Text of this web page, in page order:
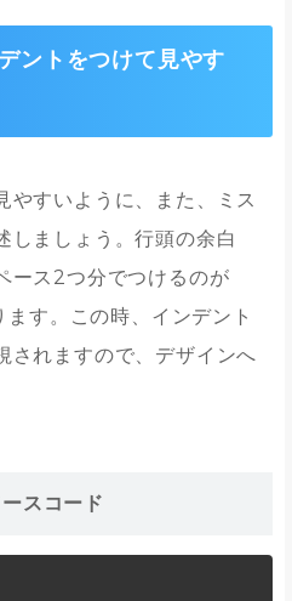
ントをつけて見やす
やすいように、また、ミス
しましょう。行頭の余白
ース2つ分でつけるのが
す。この時、インデント
されますので、デザインへ
スコード